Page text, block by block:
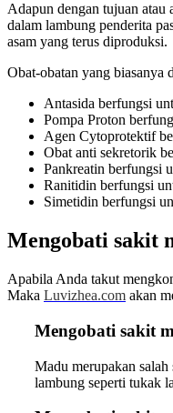
Adapun dengan tujuan atau
dalam lambung penderita
asam yang terus diproduksi.
Obat-obatan yang biasanya
Antasida berfungsi
Pompa Proton
Agen Cytoprotektif
Obat anti sekretorik
Pankreatin berfungsi
Ranitidin berfungsi
Simetidin berfungsi
Mengobati sakit
Apabila Anda takut
Maka Luvizhea.com akan
Mengobati sakit
Madu merupakan
lambung seperti tukak